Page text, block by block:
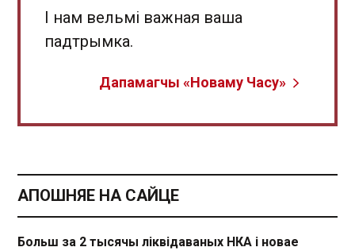
І нам вельмі важная ваша
падтрымка.
Дапамагчы «Новаму Часу»
АПОШНЯЕ НА САЙЦЕ
Больш за 2 тысячы ліквідаваных НКА і новае